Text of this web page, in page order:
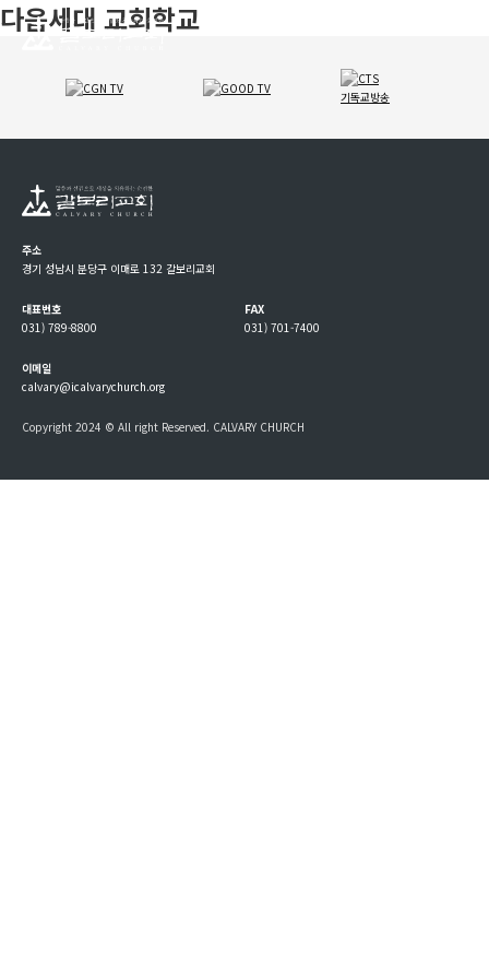
다음세대 교회학교
주소
경기 성남시 분당구 이매로 132 갈보리교회
대표번호
031) 789-8800
FAX
031) 701-7400
이메일
calvary@icalvarychurch.org
Copyright 2024 © All right Reserved. CALVARY CHURCH